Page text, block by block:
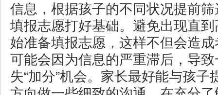
信息，根据孩子的不同状况提前
填报志愿打好基础。避免出现直
始准备填报志愿，这样不但会造
可能会因为信息的严重滞后，导
失“加分”机会。家长最好能与孩子